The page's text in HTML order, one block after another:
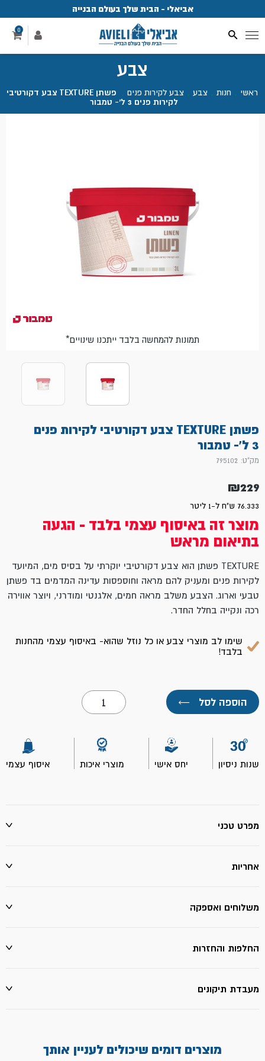
אביאלי - הבית שלך בעולם הבנייה
0
צבע
ראשי חנות צבע צבע לקירות פנים
פשתן TEXTURE צבע דקורטיבי
לקירות פנים 3 ל'- טמבור
פשתן TEXTURE צבע דקורטיבי לקירות פנים
3 ל'- טמבור
מק"ט: 795102
₪229
76.333 ש"ח ל-1 ליטר
מוצר זה באיסוף עצמי בלבד - הגעה
בתיאום מראש
TEXTURE פשתן הוא צבע דקורטיבי יוקרתי על בסיס מים, המיועד
לקירות פנים ומעניק להם מראה וחוספסות עדינה המדמים בד פשתן
טבעי וארוג. הצבע משלב מראה חמים, אלגנטי ומודרני, ויוצר אווירה
רכה ונקייה בחלל החדר.
שימו לב מוצרי צבע או כל נוזל שהוא- באיסוף עצמי מהחנות
בלבד!
הוספה לסל ←
כמות
של
פשתן
דקורטיבי
פנים
שנות ניסיון יחס אישי מוצרי איכות איסוף עצמי
מפרט טכני
אחריות
משלוחים ואספקה
החלפות והחזרות
מעבדת תיקונים
*תמונות להמחשה בלבד ייתכנו שינויים
מוצרים דומים שיכולים לעניין אותך